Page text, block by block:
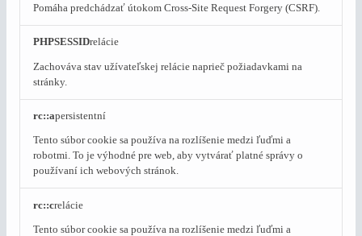
Pomáha predchádzať útokom Cross-Site Request Forgery (CSRF).
PHPSESSID
Zachováva stav užívateľskej relácie naprieč požiadavkami na
stránky.
relácie
rc::a
Tento súbor cookie sa používa na rozlíšenie medzi ľuďmi a
robotmi. To je výhodné pre web, aby vytvárať platné správy o
používaní ich webových stránok.
persistentní
rc::c
Tento súbor cookie sa používa na rozlíšenie medzi ľuďmi a
relácie